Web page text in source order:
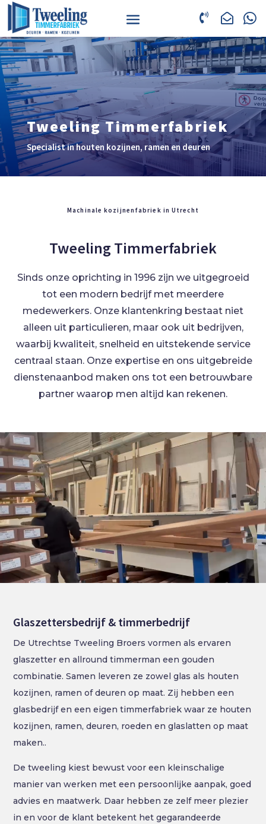
  
Tweeling Timmerfabriek
Specialist in houten kozijnen, ramen en deuren
Machinale kozijnenfabriek in Utrecht
Tweeling Timmerfabriek
Sinds onze oprichting in 1996 zijn we uitgegroeid
tot een modern bedrijf met meerdere
medewerkers. Onze klantenkring bestaat niet
alleen uit particulieren, maar ook uit bedrijven,
waarbij kwaliteit, snelheid en uitstekende service
centraal staan. Onze expertise en ons uitgebreide
dienstenaanbod maken ons tot een betrouwbare
partner waarop men altijd kan rekenen.
Glaszettersbedrijf & timmerbedrijf
De Utrechtse Tweeling Broers vormen als ervaren
glaszetter en allround timmerman een gouden
combinatie. Samen leveren ze zowel glas als houten
kozijnen, ramen of deuren op maat. Zij hebben een
glasbedrijf en een eigen timmerfabriek waar ze houten
kozijnen, ramen, deuren, roeden en glaslatten op maat
maken..
De tweeling kiest bewust voor een kleinschalige
manier van werken met een persoonlijke aanpak, goed
advies en maatwerk. Daar hebben ze zelf meer plezier
in en voor de klant betekent het gegarandeerde